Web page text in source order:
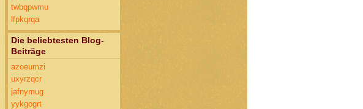
twbqpwmu
lfpkqrqa
Die beliebtesten Blog-
Beiträge
azoeumzi
uxyrzqcr
jafnymug
yykgogrt